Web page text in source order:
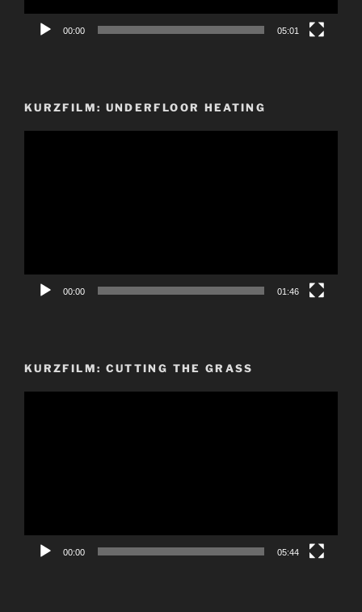
00:00 05:01
KURZFILM: UNDERFLOOR HEATING
00:00 01:46
KURZFILM: CUTTING THE GRASS
00:00 05:44